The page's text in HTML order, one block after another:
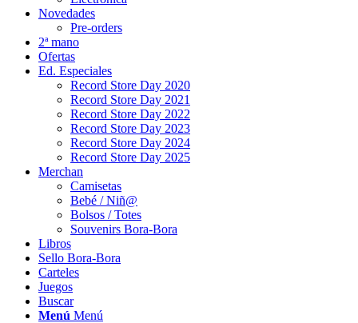
Novedades
Pre-orders
2ª mano
Ofertas
Ed. Especiales
Record Store Day 2020
Record Store Day 2021
Record Store Day 2022
Record Store Day 2023
Record Store Day 2024
Record Store Day 2025
Merchan
Camisetas
Bebé / Niñ@
Bolsos / Totes
Souvenirs Bora-Bora
Libros
Sello Bora-Bora
Carteles
Juegos
Buscar
Menú Menú